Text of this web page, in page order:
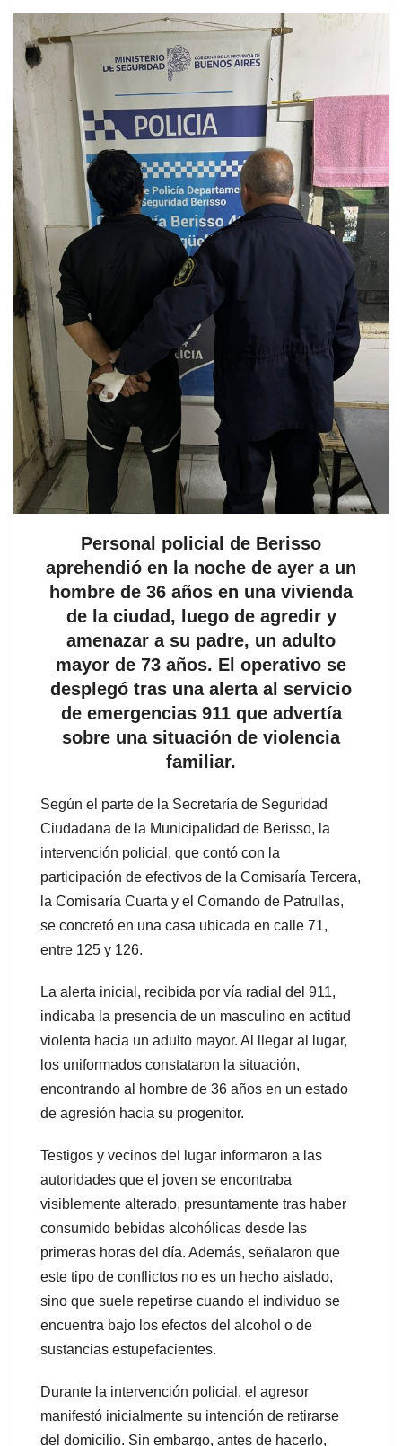
Personal policial de Berisso
aprehendió en la noche de ayer a un
hombre de 36 años en una vivienda
de la ciudad, luego de agredir y
amenazar a su padre, un adulto
mayor de 73 años. El operativo se
desplegó tras una alerta al servicio
de emergencias 911 que advertía
sobre una situación de violencia
familiar.
Según el parte de la Secretaría de Seguridad
Ciudadana de la Municipalidad de Berisso, la
intervención policial, que contó con la
participación de efectivos de la Comisaría Tercera,
la Comisaría Cuarta y el Comando de Patrullas,
se concretó en una casa ubicada en calle 71,
entre 125 y 126.
La alerta inicial, recibida por vía radial del 911,
indicaba la presencia de un masculino en actitud
violenta hacia un adulto mayor. Al llegar al lugar,
los uniformados constataron la situación,
encontrando al hombre de 36 años en un estado
de agresión hacia su progenitor.
Testigos y vecinos del lugar informaron a las
autoridades que el joven se encontraba
visiblemente alterado, presuntamente tras haber
consumido bebidas alcohólicas desde las
primeras horas del día. Además, señalaron que
este tipo de conflictos no es un hecho aislado,
sino que suele repetirse cuando el individuo se
encuentra bajo los efectos del alcohol o de
sustancias estupefacientes.
Durante la intervención policial, el agresor
manifestó inicialmente su intención de retirarse
del domicilio. Sin embargo, antes de hacerlo,